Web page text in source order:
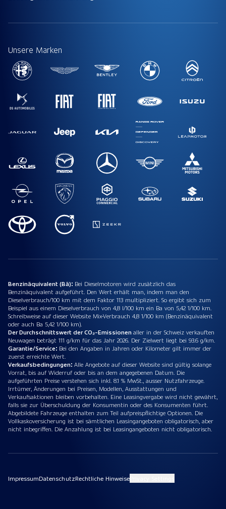
Unsere Marken
Benzinäquivalent (Bä): Bei Dieselmotoren wird zusätzlich das
Benzinäquivalent aufgeführt. Den Wert erhält man, indem man den
Dieselverbrauch/100 km mit dem Faktor 113 multipliziert. So ergibt sich zum
Beispiel aus einem Dieselverbrauch von 4,8 l/100 km ein Ba von 5,42 1/100 km.
Schreibweise auf dieser Website Mix-Verbrauch 4,8 1/100 km (Benzinäquivalent
oder auch Ba 5,42 1/100 km).
Der Durchschnittswert der CO₂-Emissionenaller in der Schweiz verkauften
Neuwagen beträgt 111 g/km für das Jahr 2026. Der Zielwert liegt bei 93.6 g/km.
Garantie/Service: Bei den Angaben in Jahren oder Kilometer gilt immer der
zuerst erreichte Wert.
Verkaufsbedingungen: Alle Angebote auf dieser Website sind gültig solange
Vorrat, bis auf Widerruf oder bis an dem angegebenen Datum. Die
aufgeführten Preise verstehen sich inkl. 8.1 % MwSt., ausser Nutzfahrzeuge.
Irrtümer, Änderungen bei Preisen, Modellen, Ausstattungen und
Verkaufsaktionen bleiben vorbehalten. Eine Leasingvergabe wird nicht gewährt,
falls sie zur Überschuldung der Konsumentin oder des Konsumenten führt.
Abgebildete Fahrzeuge enthalten zum Teil aufpreispflichtige Optionen. Die
Vollkaskoversicherung ist bei sämtlichen Leasingangeboten obligatorisch, aber
nicht inbegriffen. Die Anzahlung ist bei Leasingangeboten nicht obligatorisch.
ImpressumDatenschutzRechtliche Hinweise